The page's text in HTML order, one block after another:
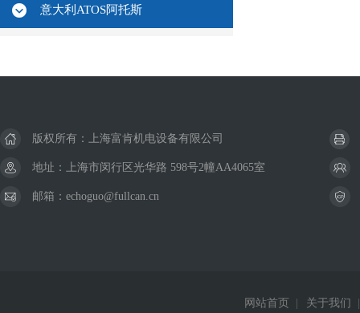
意大利ATOS阿托斯
版权所有：上海富肯机电设备有限公司
地址：上海市闵行区光华路 598号2幢AA4065室
邮箱：echoguo@fullcan.cn
网站首页 关于我们